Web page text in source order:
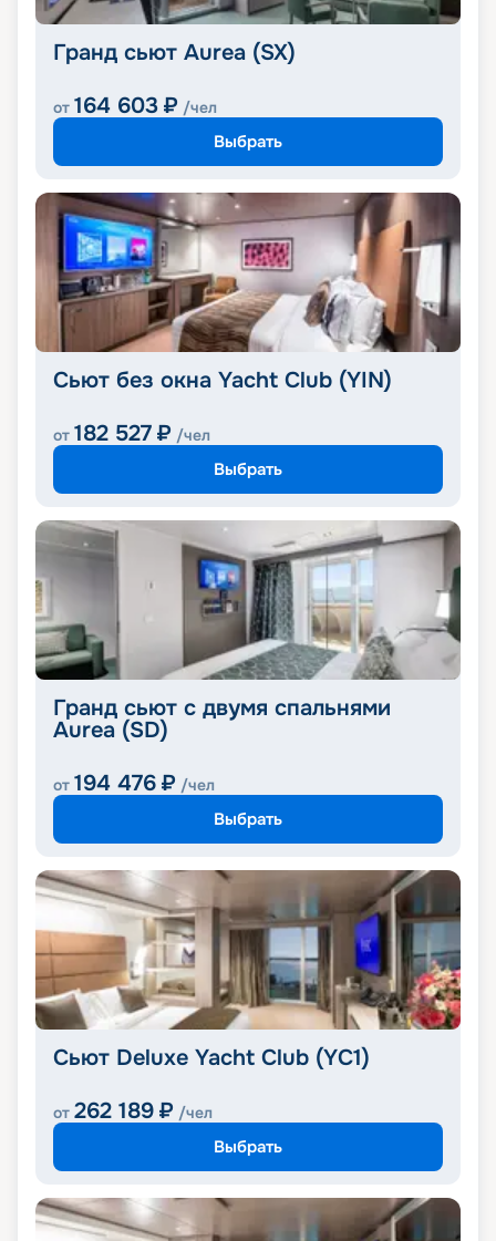
Гранд сьют Aurea (SX)
от 164 603 ₽ /чел
Выбрать
Сьют без окна Yacht Club (YIN)
от 182 527 ₽ /чел
Выбрать
Гранд сьют с двумя спальнями
Aurea (SD)
от 194 476 ₽ /чел
Выбрать
Сьют Deluxe Yacht Club (YC1)
от 262 189 ₽ /чел
Выбрать